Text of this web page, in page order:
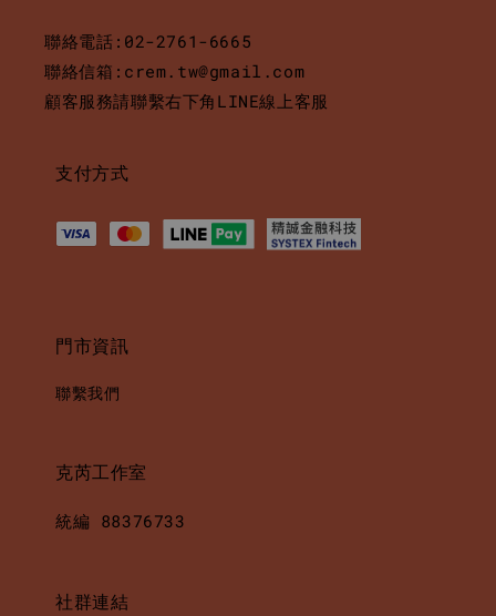
聯絡電話:02-2761-6665
聯絡信箱:crem.tw@gmail.com
顧客服務請聯繫右下角LINE線上客服
支付方式
門市資訊
聯繫我們
克芮工作室
統編 88376733
社群連結